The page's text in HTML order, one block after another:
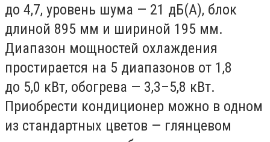
до 4,7, уровень шума — 21 дБ(А), блок
длиной 895 мм и шириной 195 мм.
Диапазон мощностей охлаждения
простирается на 5 диапазонов от 1,8
до 5,0 кВт, обогрева — 3,3–5,8 кВт.
Приобрести кондиционер можно в одном
из стандартных цветов — глянцевом